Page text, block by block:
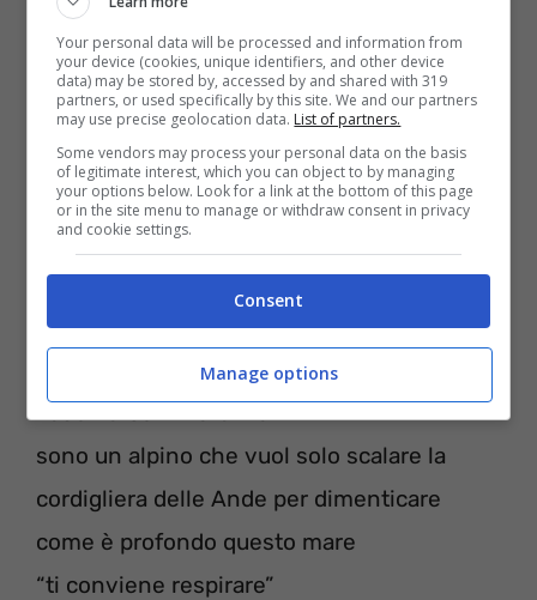
E mi riguardo volentieri Django
suona il postino
vado verso il mare ma
sono un alpino che vuol solo scalare la
cordigliera delle Ande per dimenticare
come è profondo questo mare
“ti conviene respirare”
Your personal data will be processed and information from
your device (cookies, unique identifiers, and other device
data) may be stored by, accessed by and shared with 319
partners, or used specifically by this site. We and our partners
may use precise geolocation data. List of partners.
Some vendors may process your personal data on the basis
of legitimate interest, which you can object to by managing
your options below. Look for a link at the bottom of this page
or in the site menu to manage or withdraw consent in privacy
and cookie settings.
Consent
Manage options